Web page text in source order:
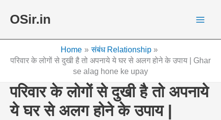
OSir.in
Home
संबंध Relationship
परिवार के लोगों से दुखी है तो अपनाये ये घर से अलग होने के उपाय | Ghar
se alag hone ke upay
परिवार के लोगों से दुखी है तो अपनाये
ये घर से अलग होने के उपाय |